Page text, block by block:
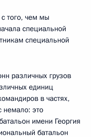
с того, чем мы
специальной
специальной
различных грузов
единиц
в частях,
немало: это
имени Георгия
батальон